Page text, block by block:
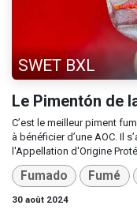
SWET BXL
Le Pimentón de
C’est le meilleur piment
à bénéficier d’une AOC. Il
l'Appellation d'Origine
Fumado Fumé
30 août 2024